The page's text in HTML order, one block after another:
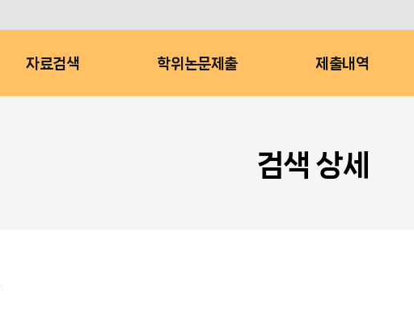
자료검색 학위논문제출 제출내역
검색 상세